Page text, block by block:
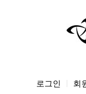
로그인 회